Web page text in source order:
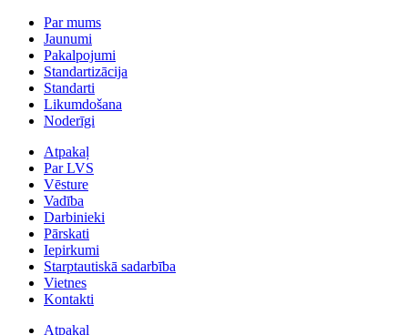
Par mums
Jaunumi
Pakalpojumi
Standartizācija
Standarti
Likumdošana
Noderīgi
Atpakaļ
Par LVS
Vēsture
Vadība
Darbinieki
Pārskati
Iepirkumi
Starptautiskā sadarbība
Vietnes
Kontakti
Atpakaļ